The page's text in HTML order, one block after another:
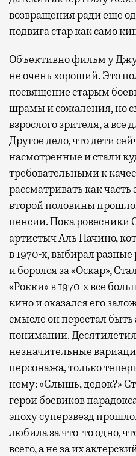
возвращения ради еще
подвига стар как само
Объективно фильм у
не очень хороший. Это
посвящение старым
шрамы и сожаления, но
взрослого зрителя, а все
Другое дело, что дети
насмотренные и стали
требовательными к
рассматривать как
второй половины
пенсии. Пока ровесники
артистыч Аль Пачино,
в 1970-х, выбирал
и боролся за «Оскар»,
«Рокки» в 1970-х все
кино и оказался его
смысле он перестал
понимании.
незначительные
персонажа, только
нему: «Слышь, дедок?»
герои боевиков
эпоху суперзвезд
любила за что-то одно,
всего, а не за их